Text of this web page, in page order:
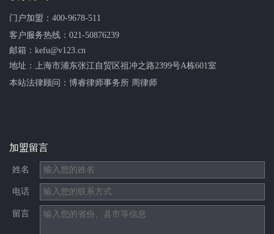
门户加盟： 400-9678-511
客户服务热线： 021-50876239
邮箱：kefu@v123.cn
地址：上海市浦东张江自贸区祖冲之路2399号A栋601室
本站法律顾问： 博睿律师事务所 周律师
加盟留言
姓名
电话
留言